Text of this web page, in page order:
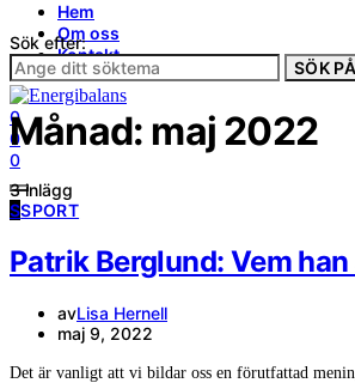
Hem
Om oss
Kontakt
0
0
0
Sök efter:
SÖK PÅ
Månad: maj 2022
3 inlägg
SSPORT
Patrik Berglund: Vem
avLisa Hernell
maj 9, 2022
Det är vanligt att vi bildar oss en förutfattad